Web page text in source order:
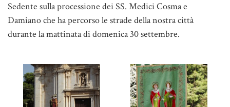
Sedente sulla processione dei SS. Medici Cosma e
Damiano che ha percorso le strade della nostra città
durante la mattinata di domenica 30 settembre.